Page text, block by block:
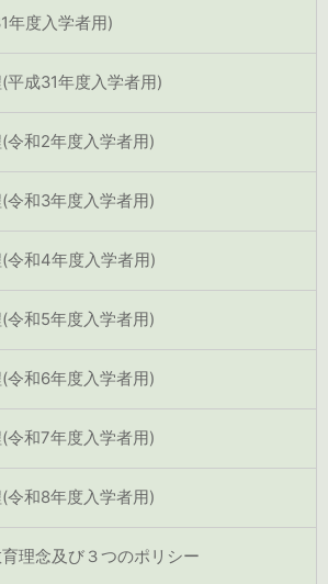
年度入学者用)
平成31年度入学者用)
令和2年度入学者用)
令和3年度入学者用)
令和4年度入学者用)
令和5年度入学者用)
令和6年度入学者用)
令和7年度入学者用)
令和8年度入学者用)
理念及び３つのポリシー